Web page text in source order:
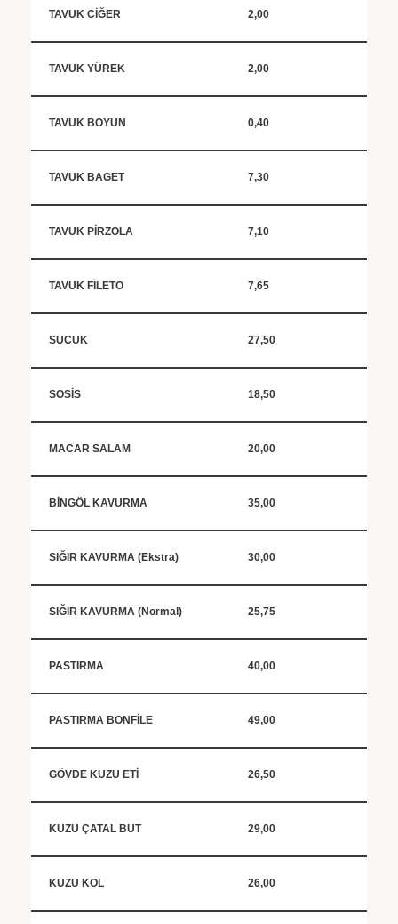
TAVUK CİĞER 2,00
TAVUK YÜREK 2,00
TAVUK BOYUN 0,40
TAVUK BAGET 7,30
TAVUK PİRZOLA 7,10
TAVUK FİLETO 7,65
SUCUK 27,50
SOSİS 18,50
MACAR SALAM 20,00
BİNGÖL KAVURMA 35,00
SIĞIR KAVURMA (Ekstra) 30,00
SIĞIR KAVURMA (Normal) 25,75
PASTIRMA 40,00
PASTIRMA BONFİLE 49,00
GÖVDE KUZU ETİ 26,50
KUZU ÇATAL BUT 29,00
KUZU KOL 26,00